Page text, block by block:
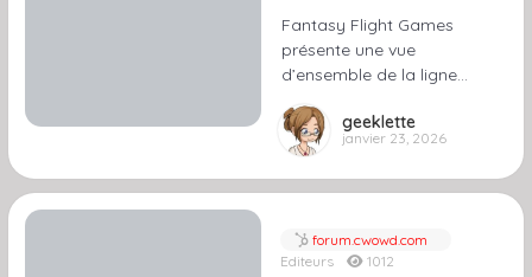
Fantasy Flight Games
présente une vue
d’ensemble de la ligne…
geeklette
janvier 23, 2026
forum.cwowd.com
Editeurs
1012